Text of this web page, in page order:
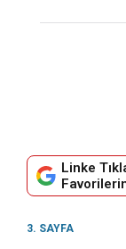
Linke
3. SAYFA